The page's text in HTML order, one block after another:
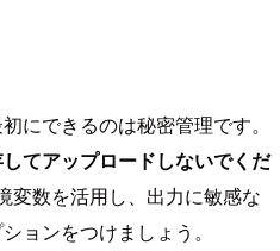
にできるのは秘密管理です。
てアップロードしないでくだ
変数を活用し、出力に敏感な
ョンをつけましょう。